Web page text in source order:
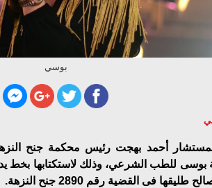
بوسي
أحمد بهجت رئيس محكمة جنح النزهة،
بوسى للطب الشرعي، وذلك لاستكتابها بخط
فى القضية رقم 2890 جنح النزهة.